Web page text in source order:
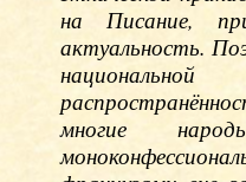
на Писание,
актуальность.
многие